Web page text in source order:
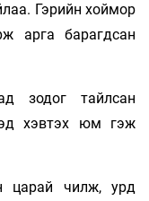
Гэрийн хоймор
арга барагдсан
зодог тайлсан
хэвтэх юм гэж
царай­ чилж, урд